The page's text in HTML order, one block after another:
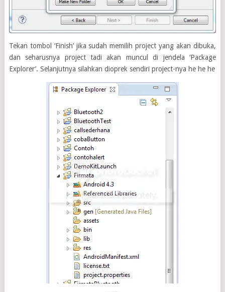
Tekan tombol ‘Finish’ jika sudah memilih project yang akan dibuka,
dan seharusnya project tadi akan muncul di jendela ‘Package
Explorer’. Selanjutnya silahkan dioprek sendiri project-nya he he he